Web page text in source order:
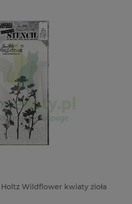
Wildflower kwiaty zioła